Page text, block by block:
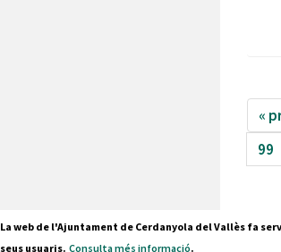
«
99
La web de l'Ajuntament de Cerdanyola del Vallès fa
seus usuaris. Consulta més informació.